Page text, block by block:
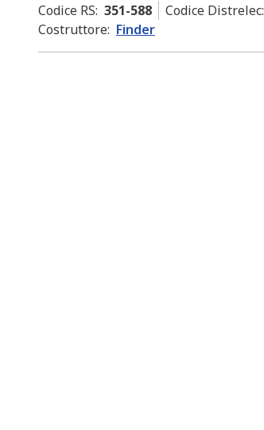
Codice RS: 351-588 Codice Distrelec:
Costruttore: Finder